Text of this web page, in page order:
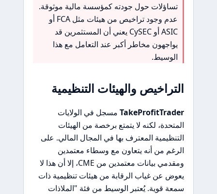
تساؤلات حول جودته كمؤسسة مالية موثوقة.
عدم وجود تراخيص من هيئات مثل FCA أو
ASIC أو CySEC يعني أن المستثمرين قد
يواجهون مخاطر أكبر عند التعامل مع هذا
الوسيط.
التراخيص والهيئات التنظيمية
TakeProfitTrader مسجل في الولايات
المتحدة، لكنه لا يتمتع برخصة من الهيئات
التنظيمية المعترف بها في المجال المالي. على
الرغم من أنه يتعاون مع وسطاء معتمدين
ومقدمي بيانات معتمدين من CME، إلا أن هذا لا
يعوض عن غياب الرقابة من هيئات تنظيمية ذات
سمعة قوية. يُعتبر الوسيط من فئة "الملاذات